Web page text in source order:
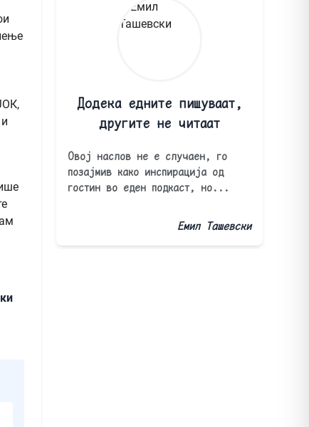
Додека едните пишуваат,
другите не читаат
Овој наслов не е случаен, го
позајмив како инспирација од
гостин во еден подкаст, но...
Емил Ташевски